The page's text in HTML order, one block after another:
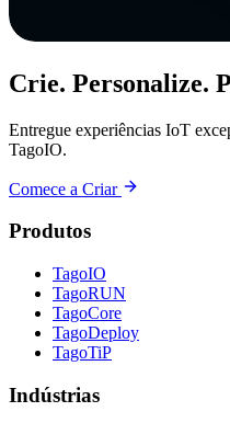
Crie. Personalize.
Entregue experiências IoT
TagoIO.
Comece a Criar
Produtos
TagoIO
TagoRUN
TagoCore
TagoDeploy
TagoTiP
Indústrias